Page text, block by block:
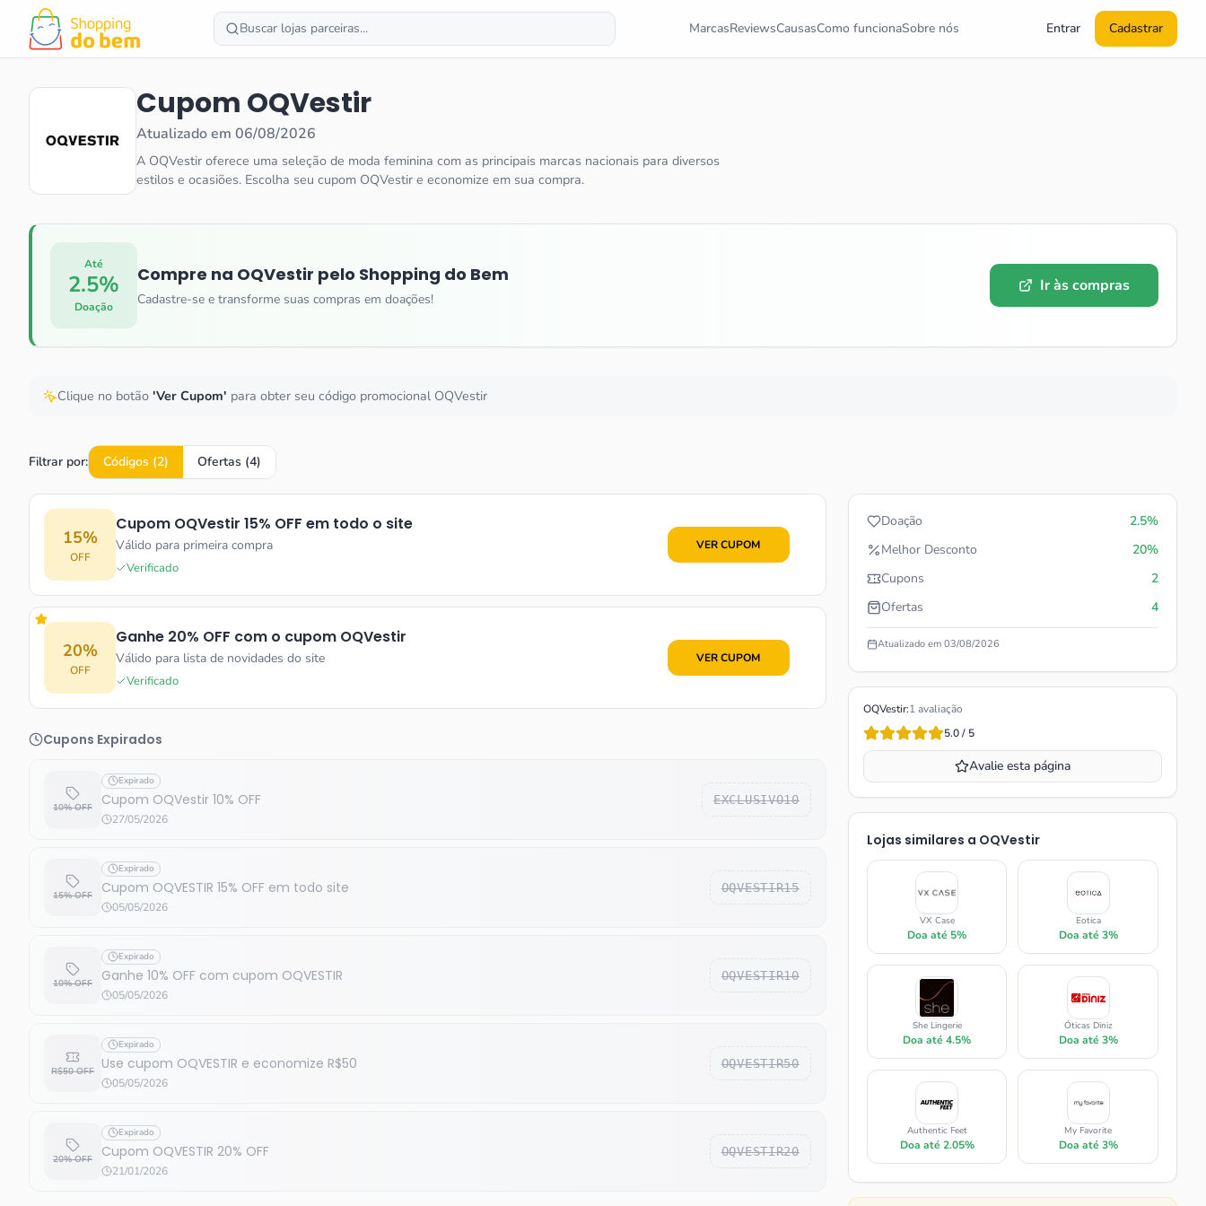
Buscar lojas parceiras... MarcasReviewsCausasComo funcionaSobre nós Entrar Cadastrar
Cupom OQVestir
Atualizado em 06/08/2026
A OQVestir oferece uma seleção de moda feminina com as principais marcas nacionais para diversos
estilos e ocasiões. Escolha seu cupom OQVestir e economize em sua compra.
Até
2.5%
Doação
Compre na OQVestir pelo Shopping do Bem
Cadastre-se e transforme suas compras em doações!
Ir às compras
Clique no botão 'Ver Cupom' para obter seu código promocional OQVestir
Filtrar por: Códigos (2) Ofertas (4)
15%
OFF
Cupom OQVestir 15% OFF em todo o site
Válido para primeira compra
Verificado
•••A15
VER CUPOM
20%
OFF
Ganhe 20% OFF com o cupom OQVestir
Válido para lista de novidades do site
Verificado
•••••
VER CUPOM
Cupons Expirados
10% OFF
Expirado
Cupom OQVestir 10% OFF
27/05/2026
EXCLUSIVO10
15% OFF
Expirado
Cupom OQVESTIR 15% OFF em todo site
05/05/2026
OQVESTIR15
10% OFF
Expirado
Ganhe 10% OFF com cupom OQVESTIR
05/05/2026
OQVESTIR10
R$50 OFF
Expirado
Use cupom OQVESTIR e economize R$50
05/05/2026
OQVESTIR50
20% OFF
Expirado
Cupom OQVESTIR 20% OFF
21/01/2026
OQVESTIR20
Doação
2.5%
Melhor Desconto
20%
Cupons
2
Ofertas
4
Atualizado em 03/08/2026
OQVestir:1 avaliação
5.0/ 5
Avalie esta página
Lojas similares a OQVestir
VX Case
Doa até 5%
Eotica
Doa até 3%
She Lingerie
Doa até4.5%
Óticas Diniz
Doa até 3%
Authentic Feet
Doa até 2.05%
My Favorite
Doa até 3%